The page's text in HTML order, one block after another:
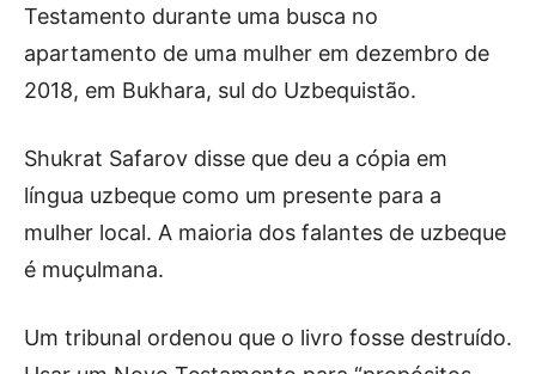
Testamento durante uma busca no
apartamento de uma mulher em dezembro de
2018, em Bukhara, sul do Uzbequistão.
Shukrat Safarov disse que deu a cópia em
língua uzbeque como um presente para a
mulher local. A maioria dos falantes de uzbeque
é muçulmana.
Um tribunal ordenou que o livro fosse destruído.